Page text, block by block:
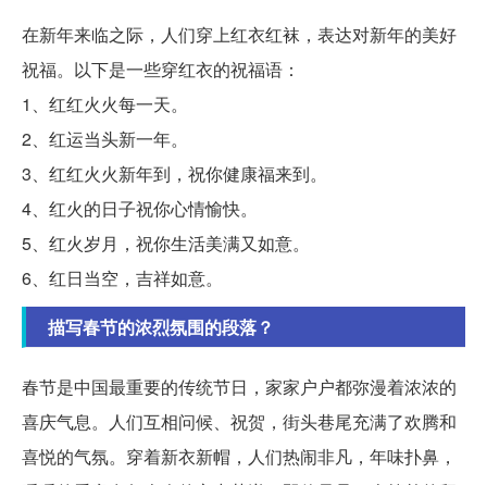
在新年来临之际，人们穿上红衣红袜，表达对新年的美好
祝福。以下是一些穿红衣的祝福语：
1、红红火火每一天。
2、红运当头新一年。
3、红红火火新年到，祝你健康福来到。
4、红火的日子祝你心情愉快。
5、红火岁月，祝你生活美满又如意。
6、红日当空，吉祥如意。
描写春节的浓烈氛围的段落？
春节是中国最重要的传统节日，家家户户都弥漫着浓浓的
喜庆气息。人们互相问候、祝贺，街头巷尾充满了欢腾和
喜悦的气氛。穿着新衣新帽，人们热闹非凡，年味扑鼻，